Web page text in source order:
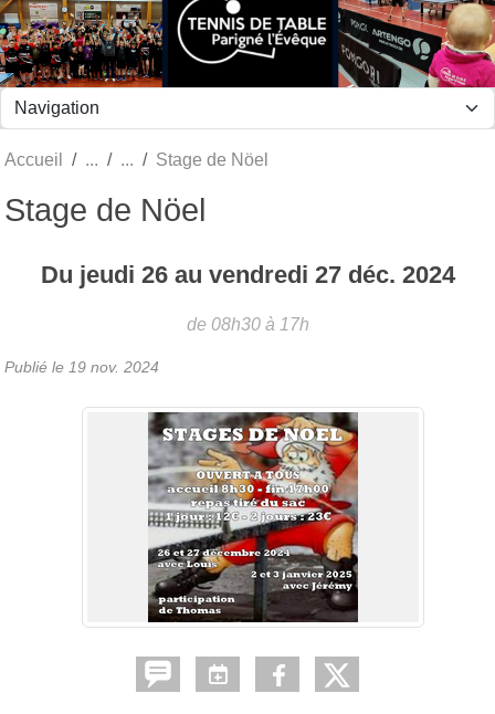
Accueil Stage de Nöel
Stage de Nöel
Du jeudi 26au vendredi 27 déc. 2024
de 08h30 à 17h
Publié le 19 nov. 2024
Panneau de gestion des cookies